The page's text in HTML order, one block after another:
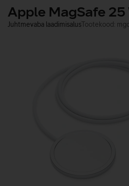
Apple MagSafe 25
Juhtmevaba laadimisalusTootekood: